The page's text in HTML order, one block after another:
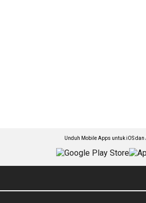
Unduh Mobile Apps untuk iOS dan